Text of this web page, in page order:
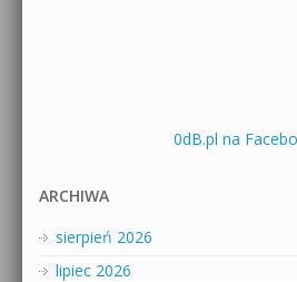
0dB.pl na
ARCHIWA
sierpień 2026
lipiec 2026